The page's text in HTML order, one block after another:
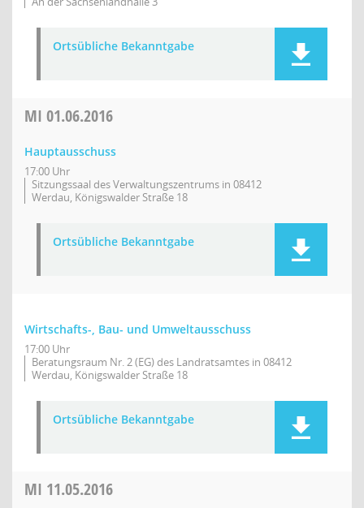
Ortsübliche Bekanntgabe
MI 01.06.2016
Hauptausschuss
17:00 Uhr
Sitzungssaal des Verwaltungszentrums in 08412
Werdau, Königswalder Straße 18
Ortsübliche Bekanntgabe
Wirtschafts-, Bau- und Umweltausschuss
17:00 Uhr
Beratungsraum Nr. 2 (EG) des Landratsamtes in 08412
Werdau, Königswalder Straße 18
Ortsübliche Bekanntgabe
MI 11.05.2016